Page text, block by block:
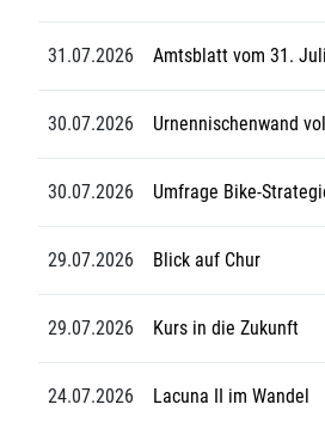
31.07.2026 Amtsblatt vom 31.
30.07.2026 Urnennischenwand
30.07.2026 Umfrage Bike-
29.07.2026 Blick auf Chur
29.07.2026 Kurs in die Zukunft
24.07.2026 Lacuna II im Wandel